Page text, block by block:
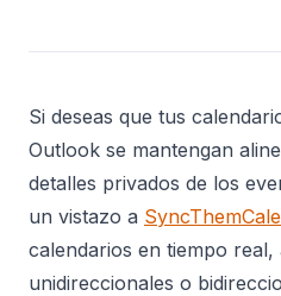
Si deseas que tus
Outlook se mantengan
detalles privados de los
un vistazo a
calendarios en tiempo
unidireccionales o